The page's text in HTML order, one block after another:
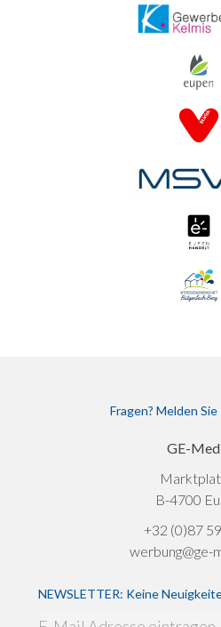
Fragen? Melden
GE-
B-4700
+32 (0)87
werbung@ge-
NEWSLETTER: Keine